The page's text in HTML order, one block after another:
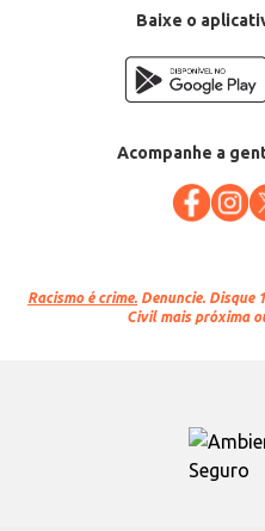
Baixe o
Acompanhe a
Racismo é crime. Denuncie. Disque
Civil mais próxima